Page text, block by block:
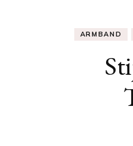
ARMBAND